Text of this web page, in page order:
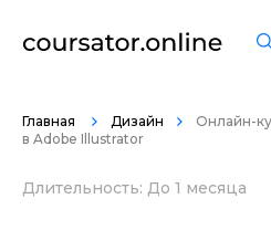
Главная Дизайн
Онлайн-
в Adobe Illustrator
Длительность: До 1 месяца